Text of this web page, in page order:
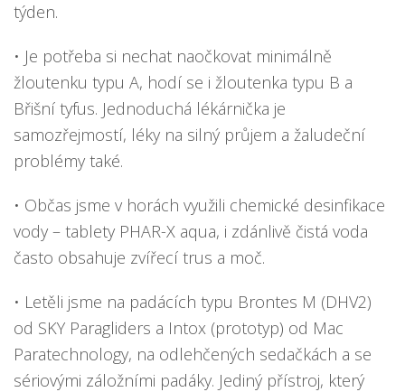
týden.
• Je potřeba si nechat naočkovat minimálně
žloutenku typu A, hodí se i žloutenka typu B a
Břišní tyfus. Jednoduchá lékárnička je
samozřejmostí, léky na silný průjem a žaludeční
problémy také.
• Občas jsme v horách využili chemické desinfikace
vody – tablety PHAR-X aqua, i zdánlivě čistá voda
často obsahuje zvířecí trus a moč.
• Letěli jsme na padácích typu Brontes M (DHV2)
od SKY Paragliders a Intox (prototyp) od Mac
Paratechnology, na odlehčených sedačkách a se
sériovými záložními padáky. Jediný přístroj, který